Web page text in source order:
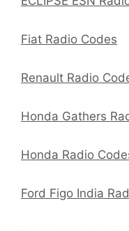
Fiat Radio Codes
Renault Radio
Honda Gathers
Honda Radio
Ford Figo India